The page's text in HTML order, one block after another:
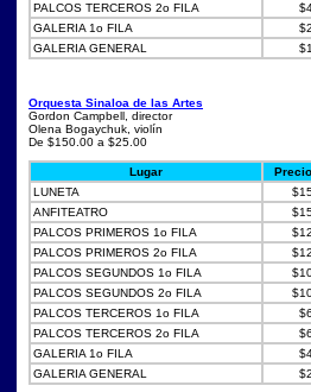
PALCOS TERCEROS 2o FILA
GALERIA 1o FILA
GALERIA GENERAL
Orquesta Sinaloa de las Artes
Gordon Campbell, director
Olena Bogaychuk, violín
De $150.00 a $25.00
Lugar
Precio
LUNETA
ANFITEATRO
PALCOS PRIMEROS 1o FILA
PALCOS PRIMEROS 2o FILA
PALCOS SEGUNDOS 1o FILA
PALCOS SEGUNDOS 2o FILA
PALCOS TERCEROS 1o FILA
PALCOS TERCEROS 2o FILA
GALERIA 1o FILA
GALERIA GENERAL